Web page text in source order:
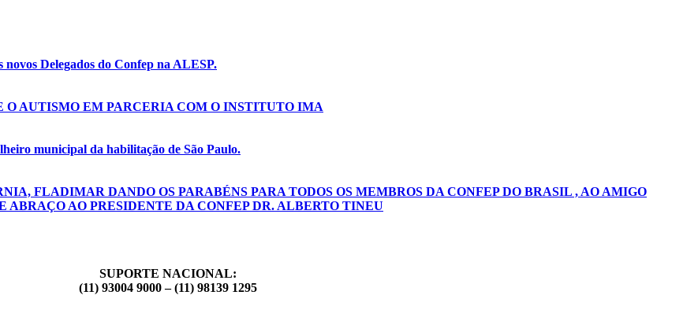
Delegados do Confep na ALESP.
O AUTISMO EM PARCERIA COM O INSTITUTO IMA
municipal da habilitação de São Paulo.
FLADIMAR DANDO OS PARABÉNS PARA TODOS OS MEMBROS DA CONFEP DO BRASIL , AO AMIGO
AO PRESIDENTE DA CONFEP DR. ALBERTO TINEU
SUPORTE NACIONAL:
(11) 93004 9000 – (11) 98139 1295